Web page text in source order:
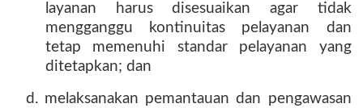
layanan harus disesuaikan agar tidak
mengganggu kontinuitas pelayanan dan
tetap memenuhi standar pelayanan yang
ditetapkan; dan
d. melaksanakan pemantauan dan pengawasan